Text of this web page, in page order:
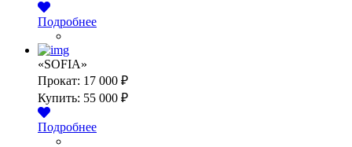
Подробнее
«SOFIA»
Прокат: 17 000 ₽
Купить: 55 000 ₽
Подробнее